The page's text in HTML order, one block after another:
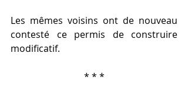
Les mêmes voisins ont de nouveau
contesté ce permis de construire
modificatif.
* * *